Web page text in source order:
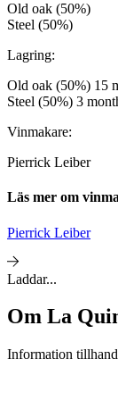
Old oak (50%)
Steel (50%)
Lagring:
Old oak (50%) 15
Steel (50%) 3
Vinmakare:
Pierrick Leiber
Läs mer om
Pierrick Leiber
Laddar...
Om La
Information